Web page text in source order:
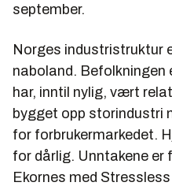
september.
Norges industristruktur
naboland. Befolkningen
har, inntil nylig, vært
bygget opp storindustri
for forbrukermarkedet.
for dårlig. Unntakene er
Ekornes med